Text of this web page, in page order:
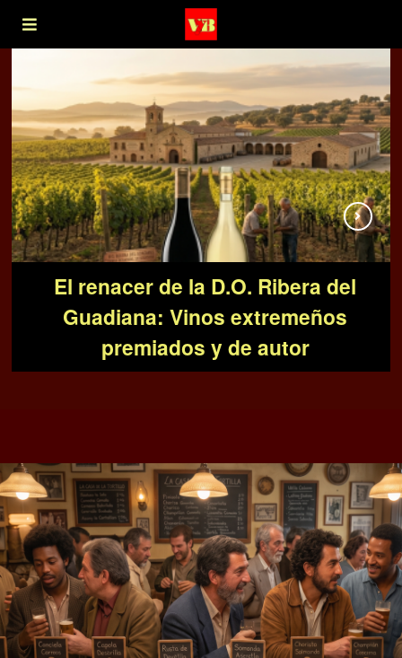
El renacer de la D.O. Ribera del
Guadiana: Vinos extremeños
premiados y de autor
Anyway Wine Bar, el referente del
vino natural en la Málaga Capital
El control de los procesos de
filtrado asegura la calidad en la
producción vinícola